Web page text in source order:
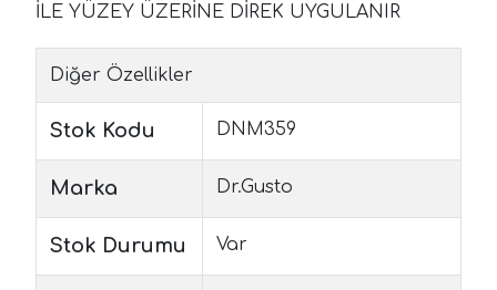
İLE YÜZEY ÜZERİNE DİREK UYGULANIR
Diğer Özellikler
Stok Kodu DNM359
Marka Dr.Gusto
Stok Durumu Var